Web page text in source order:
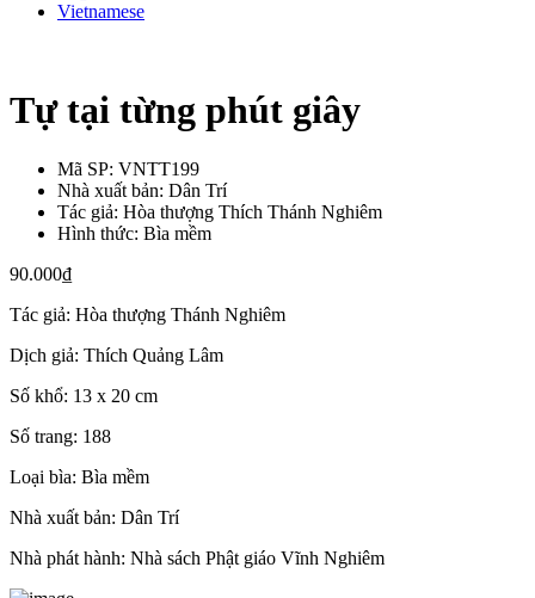
Vietnamese
Tự tại từng phút giây
Mã SP: VNTT199
Nhà xuất bản: Dân Trí
Tác giả: Hòa thượng Thích Thánh Nghiêm
Hình thức: Bìa mềm
90.000₫
Tác giả: Hòa thượng Thánh Nghiêm
Dịch giả: Thích Quảng Lâm
Số khổ: 13 x 20 cm
Số trang: 188
Loại bìa: Bìa mềm
Nhà xuất bản: Dân Trí
Nhà phát hành: Nhà sách Phật giáo Vĩnh Nghiêm